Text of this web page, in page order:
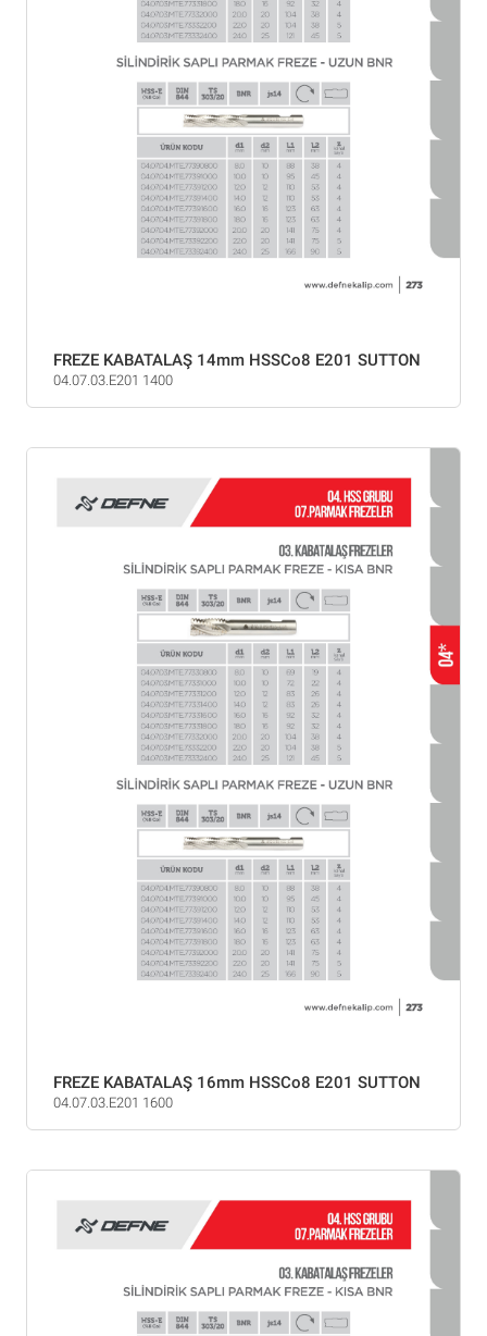
FREZE KABATALAŞ 14mm HSSCo8 E201 SUTTON
04.07.03.E201 1400
FREZE KABATALAŞ 16mm HSSCo8 E201 SUTTON
04.07.03.E201 1600